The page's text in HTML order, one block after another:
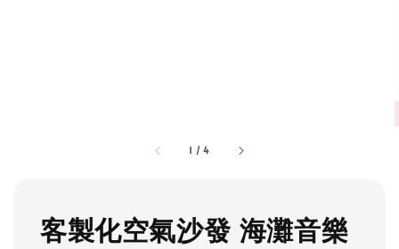
1 /4
客製化空氣沙發 海灘音樂